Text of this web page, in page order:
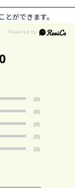
ができます。
(0)
(0)
(0)
(0)
(0)